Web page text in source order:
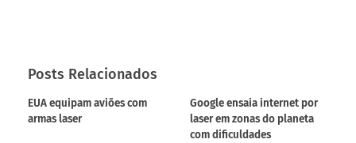
Posts Relacionados
EUA equipam aviões com
armas laser
Google ensaia internet por
laser em zonas do planeta
com dificuldades